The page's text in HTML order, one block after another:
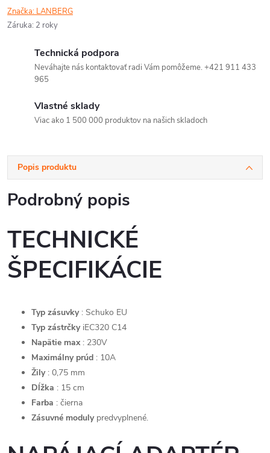
Značka: LANBERG
Záruka: 2 roky
Technická podpora
Neváhajte nás kontaktovať radi Vám pomôžeme. +421 911 433
965
Vlastné sklady
Viac ako 1 500 000 produktov na našich skladoch
Popis produktu
Podrobný popis
TECHNICKÉ
ŠPECIFIKÁCIE
Typ zásuvky : Schuko EU
Typ zástrčky iEC320 C14
Napätie max : 230V
Maximálny prúd : 10A
Žily : 0,75 mm
Dĺžka : 15 cm
Farba : čierna
Zásuvné moduly predvyplnené.